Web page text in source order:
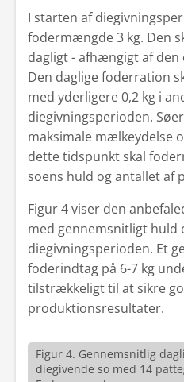
I starten af
fodermængde 3 kg. Den
dagligt - afhængigt af
Den daglige foderration
med yderligere 0,2 kg i
diegivningsperioden.
maksimale mælkeydelse
dette tidspunkt skal
soens huld og antallet af
Figur 4 viser den
med gennemsnitligt huld
diegivningsperioden. Et
foderindtag på 6-7 kg
tilstrækkeligt til at sikre
produktionsresultater.
Figur 4. Gennemsnitlig
diegivende so med 14